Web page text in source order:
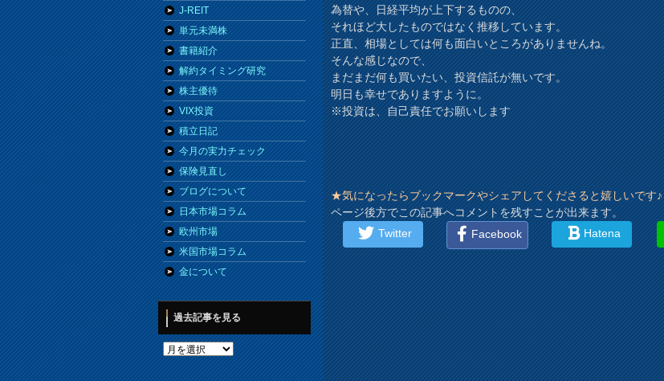
為替や、日経平均が上下するものの、
それほど大したものではなく推移しています。
正直、相場としては何も面白いところがありませんね。
そんな感じなので、
まだまだ何も買いたい、投資信託が無いです。
明日も幸せでありますように。
※投資は、自己責任でお願いします
★気になったらブックマークやシェアしてくださると嬉しいです♪
ページ後方でこの記事へコメントを残すことが出来ます。
Twitter
Facebook Hatena
J-REIT
単元未満株
書籍紹介
解約タイミング研究
株主優待
VIX投資
積立日記
今月の実力チェック
保険見直し
ブログについて
日本市場コラム
欧州市場
米国市場コラム
金について
過去記事を見る